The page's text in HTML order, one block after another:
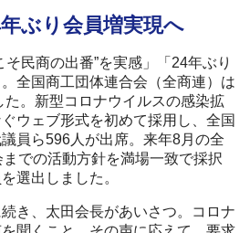
ぶり会員増実現へ
民商の出番”を実感」「24年ぶり
全国商工団体連合会（全商連）は
。新型コロナウイルスの感染拡
ウェブ形式を初めて採用し、全国
員ら596人が出席。来年8月の全
での活動方針を満場一致で採択
選出しました。
き、太田会長があいさつ。コロナ